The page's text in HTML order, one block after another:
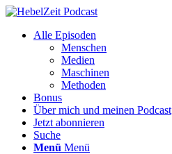
Alle Episoden
Menschen
Medien
Maschinen
Methoden
Bonus
Über mich und meinen Podcast
Jetzt abonnieren
Suche
Menü Menü